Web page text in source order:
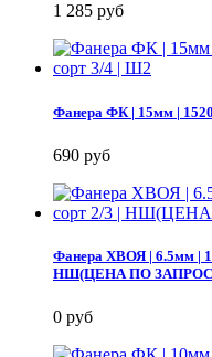
1 285 руб
Фанера ФК | 15мм |
690 руб
Фанера ХВОЯ | 6.5мм |
НШ(ЦЕНА ПО
0 руб